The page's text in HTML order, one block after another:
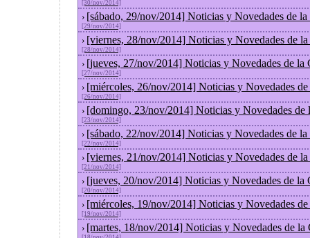
[30/nov/2014]
› [sábado, 29/nov/2014] Noticias y Novedades de
[29/nov/2014]
› [viernes, 28/nov/2014] Noticias y Novedades de
[28/nov/2014]
› [jueves, 27/nov/2014] Noticias y Novedades de la
[27/nov/2014]
› [miércoles, 26/nov/2014] Noticias y Novedades
[26/nov/2014]
› [domingo, 23/nov/2014] Noticias y Novedades de
[23/nov/2014]
› [sábado, 22/nov/2014] Noticias y Novedades de
[22/nov/2014]
› [viernes, 21/nov/2014] Noticias y Novedades de
[21/nov/2014]
› [jueves, 20/nov/2014] Noticias y Novedades de la
[20/nov/2014]
› [miércoles, 19/nov/2014] Noticias y Novedades
[19/nov/2014]
› [martes, 18/nov/2014] Noticias y Novedades de la